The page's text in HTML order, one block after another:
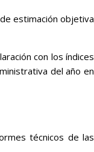
estimación objetiva
con los índices
del año en
técnicos de las